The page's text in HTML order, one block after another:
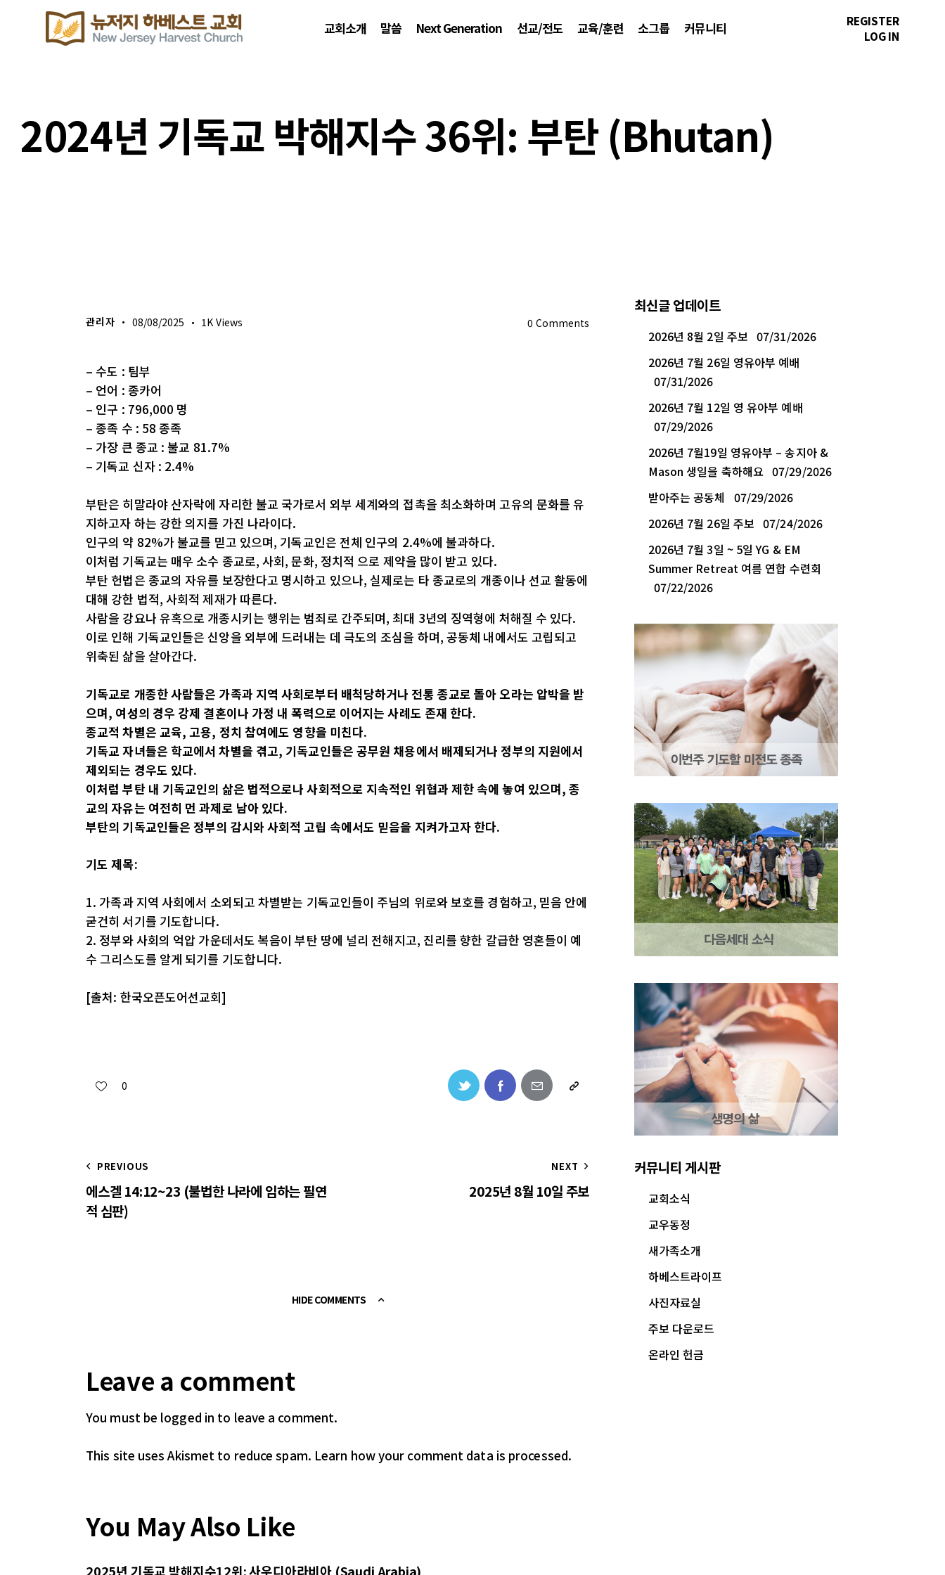
교회소개 말씀 Next Generation 선교/전도 교육/훈련 소그룹 커뮤니티
REGISTER
LOG IN
2024년 기독교 박해지수 36위: 부탄 (Bhutan)
관리자 08/08/2025 1K Views 0 Comments
– 수도 : 팀부
– 언어 : 종카어
– 인구 : 796,000 명
– 종족 수 : 58 종족
– 가장 큰 종교 : 불교 81.7%
– 기독교 신자 : 2.4%
부탄은 히말라야 산자락에 자리한 불교 국가로서 외부 세계와의 접촉을 최소화하며 고유의 문화를 유
지하고자 하는 강한 의지를 가진 나라이다.
인구의 약 82%가 불교를 믿고 있으며, 기독교인은 전체 인구의 2.4%에 불과하다.
이처럼 기독교는 매우 소수 종교로, 사회, 문화, 정치적 으로 제약을 많이 받고 있다.
부탄 헌법은 종교의 자유를 보장한다고 명시하고 있으나, 실제로는 타 종교로의 개종이나 선교 활동에
대해 강한 법적, 사회적 제재가 따른다.
사람을 강요나 유혹으로 개종시키는 행위는 범죄로 간주되며, 최대 3년의 징역형에 처해질 수 있다.
이로 인해 기독교인들은 신앙을 외부에 드러내는 데 극도의 조심을 하며, 공동체 내에서도 고립되고
위축된 삶을 살아간다.
기독교로 개종한 사람들은 가족과 지역 사회로부터 배척당하거나 전통 종교로 돌아 오라는 압박을 받
으며, 여성의 경우 강제 결혼이나 가정 내 폭력으로 이어지는 사례도 존재 한다.
종교적 차별은 교육, 고용, 정치 참여에도 영향을 미친다.
기독교 자녀들은 학교에서 차별을 겪고, 기독교인들은 공무원 채용에서 배제되거나 정부의 지원에서
제외되는 경우도 있다.
이처럼 부탄 내 기독교인의 삶은 법적으로나 사회적으로 지속적인 위협과 제한 속에 놓여 있으며, 종
교의 자유는 여전히 먼 과제로 남아 있다.
부탄의 기독교인들은 정부의 감시와 사회적 고립 속에서도 믿음을 지켜가고자 한다.
기도 제목:
1. 가족과 지역 사회에서 소외되고 차별받는 기독교인들이 주님의 위로와 보호를 경험하고, 믿음 안에
굳건히 서기를 기도합니다.
2. 정부와 사회의 억압 가운데서도 복음이 부탄 땅에 널리 전해지고, 진리를 향한 갈급한 영혼들이 예
수 그리스도를 알게 되기를 기도합니다.
[출처: 한국오픈도어선교회]
0
PREVIOUS
에스겔 14:12~23 (불법한 나라에 임하는 필연
적 심판)
NEXT
2025년 8월 10일 주보
HIDE COMMENTS
Leave a comment
You must be logged in to leave a comment.
This site uses Akismet to reduce spam. Learn how your comment data is processed.
You May Also Like
2025년 기독교 박해지수12위: 사우디아라비아 (Saudi Arabia)
최신글 업데이트
2026년 8월 2일 주보 07/31/2026
2026년 7월 26일 영유아부 예배
07/31/2026
2026년 7월 12일 영 유아부 예배
07/29/2026
2026년 7월19일 영유아부 – 송지아 &
Mason 생일을 축하해요 07/29/2026
받아주는 공동체
07/29/2026
2026년 7월 26일 주보 07/24/2026
2026년 7월 3일 ~ 5일 YG & EM
Summer Retreat 여름 연합 수련회
07/22/2026
커뮤니티 게시판
교회소식
교우동정
새가족소개
하베스트라이프
사진자료실
주보 다운로드
온라인 헌금